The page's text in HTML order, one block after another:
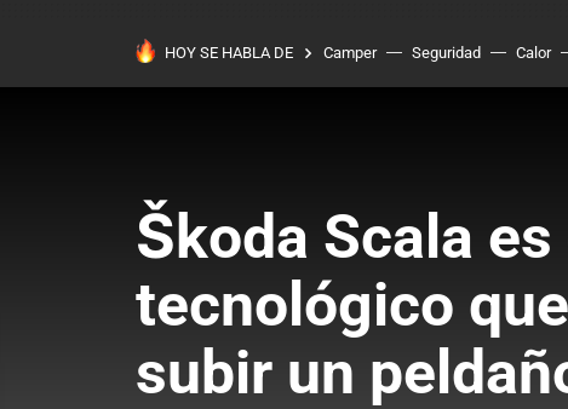
HOY SE HABLA DE Camper Seguridad Calor
Škoda Scala
tecnológico
subir un